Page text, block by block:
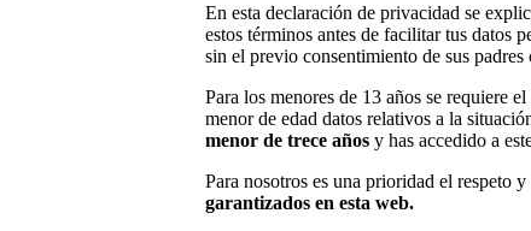
En esta declaración de privacidad se
estos términos antes de facilitar tus datos
sin el previo consentimiento de sus padres
Para los menores de 13 años se requiere
menor de edad datos relativos a la
menor de trece años y has accedido a
Para nosotros es una prioridad el respeto
garantizados en esta web.